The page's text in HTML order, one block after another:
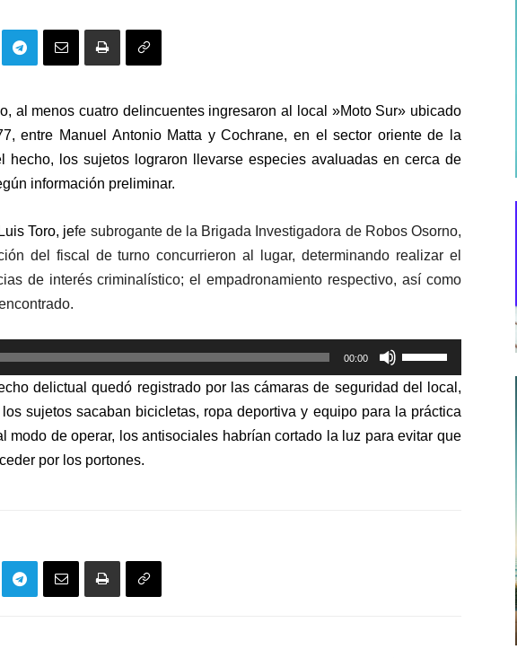
al menos cuatro delincuentes ingresaron al local »Moto Sur» ubicado
entre Manuel Antonio Matta y Cochrane, en el sector oriente de la
hecho, los sujetos lograron llevarse especies avaluadas en cerca de
información preliminar.
Toro, jefe subrogante de la Brigada Investigadora de Robos Osorno,
del fiscal de turno concurrieron al lugar, determinando realizar el
de interés criminalístico; el empadronamiento respectivo, así como
00:00
las
teclas
de
flecha
delictual quedó registrado por las cámaras de seguridad del local,
sujetos sacaban bicicletas, ropa deportiva y equipo para la práctica
modo de operar, los antisociales habrían cortado la luz para evitar que
por los portones.